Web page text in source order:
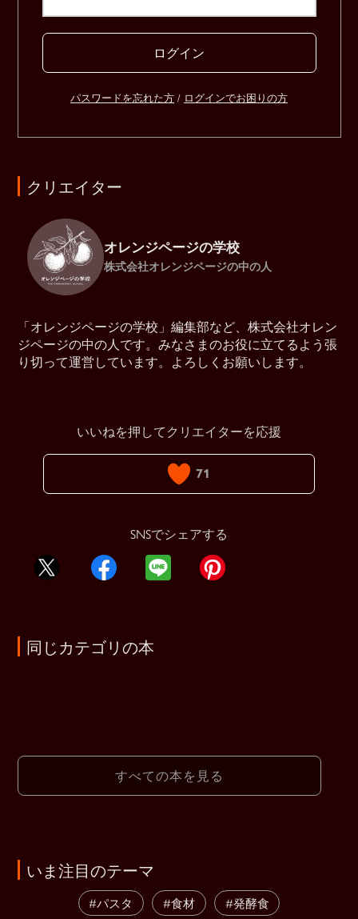
ログイン
パスワードを忘れた方 / ログインでお困りの方
クリエイター
オレンジページの学校
株式会社オレンジページの中の人
「オレンジページの学校」編集部など、株式会社オレン
ジページの中の人です。みなさまのお役に立てるよう張
り切って運営しています。よろしくお願いします。
71
いいねを押してクリエイターを応援
SNSでシェアする
同じカテゴリの本
すべての本を見る
いま注目のテーマ
#パスタ #食材 #発酵食